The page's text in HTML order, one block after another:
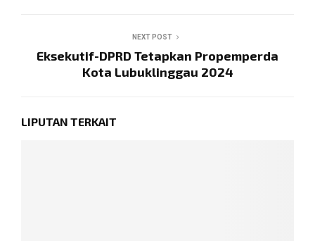
NEXT POST
Eksekutif-DPRD Tetapkan Propemperda
Kota Lubuklinggau 2024
LIPUTAN TERKAIT